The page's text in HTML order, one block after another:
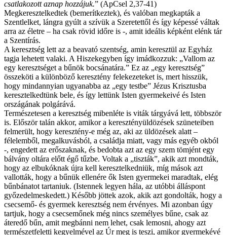
csatlakozott aznap hozzájuk.” (ApCsel 2,37-41)
Megkeresztelkedtek (bemerítkeztek), és valóban megkapták a
Szentlelket, lángra gyúlt a szívük a Szeretettől és így képessé váltak
arra az életre – ha csak rövid időre is -, amit ideális képként elénk tár
a Szentírás.
A keresztség lett az a beavató szentség, amin keresztül az Egyház
tagja lehetett valaki. A Hiszekegyben így imádkozzuk: „Vallom az
egy keresztséget a bűnök bocsánatára.” Ez az „egy keresztség”
összeköti a különböző keresztény felekezeteket is, mert hisszük,
hogy mindannyian ugyanabba az „egy testbe” Jézus Krisztusba
keresztelkedtünk bele, és így lettünk Isten gyermekeivé és Isten
országának polgárává.
Természetesen a keresztség mibenléte is viták tárgyává lett, többször
is. Először talán akkor, amikor a keresztényüldözések szüneteiben
felmerült, hogy keresztény-e még az, aki az üldözések alatt –
félelemből, megalkuvásból, a családja miatt, vagy más egyéb okból
-, engedett az erőszaknak, és bedobta azt az egy szem tömjént egy
bálvány oltára előtt égő tűzbe. Voltak a „tiszták”, akik azt mondták,
hogy az elbukóknak újra kell keresztelkedniük, míg mások azt
vallották, hogy a bűnük ellenére ők Isten gyermekei maradtak, elég
bűnbánatot tartaniuk. (Istennek legyen hála, az utóbbi álláspont
győzedelmeskedett.) Később jöttek azok, akik azt gondolták, hogy a
csecsemő- és gyermek keresztség nem érvényes. Mi azonban úgy
tartjuk, hogy a csecsemőnek még nincs személyes bűne, csak az
áteredő bűn, amit megbánni nem lehet, csak lemosni, ahogy azt
természetfeletti kegyelmével az Úr meg is teszi, amikor gyermekévé